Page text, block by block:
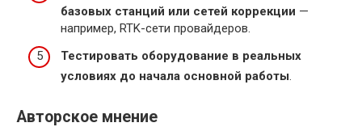
базовых станций или сетей коррекции —
например, RTK-сети провайдеров.
Тестировать оборудование в реальных
условиях до начала основной работы.
Авторское мнение